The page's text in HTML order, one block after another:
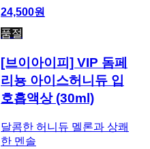
24,500원
품절
[브이아이피] VIP 돔페
리뇽 아이스허니듀 입
호흡액상 (30ml)
달콤한 허니듀 멜론과 상쾌
한 멘솔